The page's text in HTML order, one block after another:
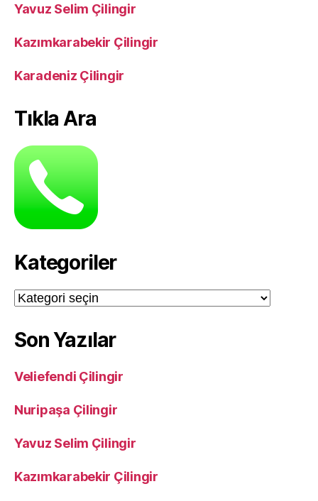
Yavuz Selim Çilingir
Kazımkarabekir Çilingir
Karadeniz Çilingir
Tıkla Ara
Kategoriler
Kategoriler
Son Yazılar
Veliefendi Çilingir
Nuripaşa Çilingir
Yavuz Selim Çilingir
Kazımkarabekir Çilingir